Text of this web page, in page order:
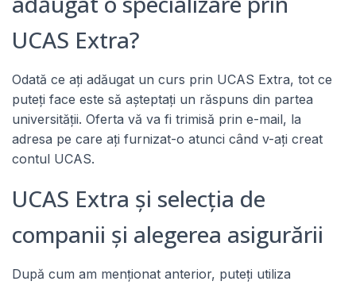
UCAS Extra?
Odată ce ați adăugat un curs prin UCAS Extra, tot ce
puteți face este să așteptați un răspuns din partea
universității. Oferta vă va fi trimisă prin e-mail, la
adresa pe care ați furnizat-o atunci când v-ați creat
contul UCAS.
UCAS Extra și selecția de
companii și alegerea asigurării
După cum am menționat anterior, puteți utiliza